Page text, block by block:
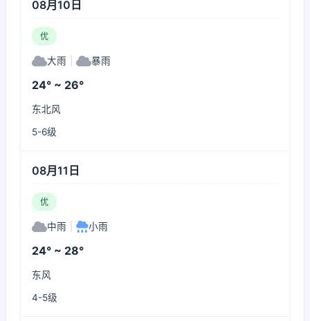
08月10日
优
大雨 暴雨
24° ~ 26°
东北风
5-6级
08月11日
优
中雨 小雨
24° ~ 28°
东风
4-5级